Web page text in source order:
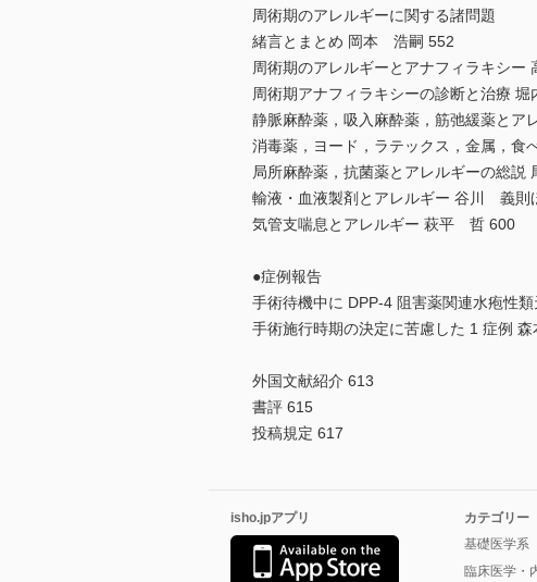
周術期のアレルギーに関する諸問題
緒言とまとめ 岡本 浩嗣 552
周術期のアレルギーとアナフィラキシ
周術期アナフィラキシーの診断と治療
静脈麻酔薬，吸入麻酔薬，筋弛緩薬と
消毒薬，ヨード，ラテックス，金属，食
局所麻酔薬，抗菌薬とアレルギーの総
輸液・血液製剤とアレルギー 谷川 義則
気管支喘息とアレルギー 萩平 哲 600
●症例報告
手術待機中に DPP-4 阻害薬関連水疱性類
手術施行時期の決定に苦慮した 1 症例
外国文献紹介 613
書評 615
投稿規定 617
isho.jpアプリ
カテゴリー
基礎医学系
臨床医学・